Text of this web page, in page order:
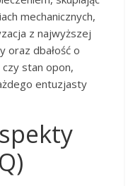
mechanicznych,
z najwyższej
oraz dbałość o
stan opon,
entuzjasty